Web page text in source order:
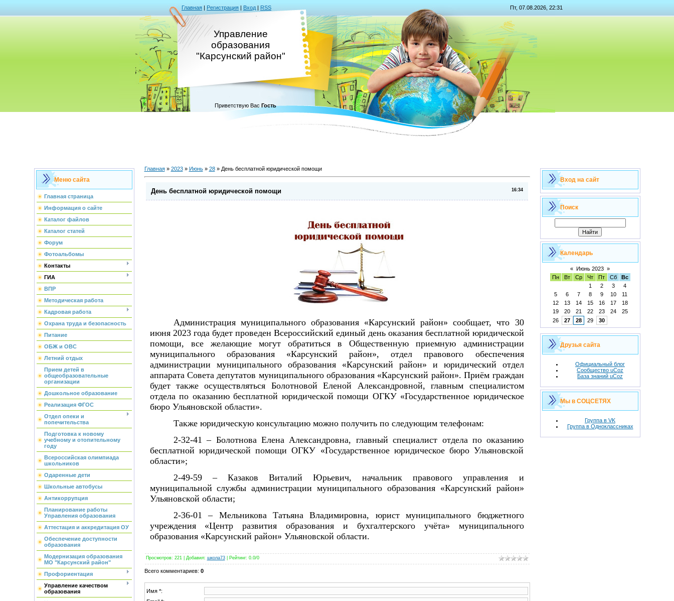
Главная | Регистрация | Вход | RSS Пт, 07.08.2026, 22:31
Управление
образования
"Карсунский район"
Приветствую Вас Гость
Меню сайта
Главная страница
Информация о сайте
Каталог файлов
Каталог статей
Форум
Фотоальбомы
Контакты
ГИА
ВПР
Методическая работа
Кадровая работа
Охрана труда и безопасность
Питание
ОБЖ и ОВС
Летний отдых
Прием детей в
общеобразовательные
организации
Дошкольное образование
Реализация ФГОС
Отдел опеки и
попечительства
Подготовка к новому
учебному и отопительному
году
Всероссийская олимпиада
школьников
Одаренные дети
Школьные автобусы
Антикоррупция
Планирование работы
Управления образования
Аттестация и аккредитация ОУ
Обеспечение доступности
образования
Модернизация образования
МО "Карсунский район"
Профориентация
Управление качеством
образования
Главная» 2023 » Июнь » 28» День бесплатной юридической помощи
16:34
День бесплатной юридической помощи
Администрация муниципального образования «Карсунский район» сообщает, что 30
июня 2023 года будет проведен Всероссийский единый день оказания бесплатной юридической
помощи, все желающие могут обратиться в Общественную приемную администрации
муниципального образования «Карсунский район», отдел правового обеспечения
администрации муниципального образования «Карсунский район» и юридический отдел
аппарата Совета депутатов муниципального образования «Карсунский район». Приём граждан
будет также осуществляться Болотновой Еленой Александровной, главным специалистом
отдела по оказанию бесплатной юридической помощи ОГКУ «Государственное юридическое
бюро Ульяновской области».
Также юридическую консультацию можно получить по следующим телефонам:
2-32-41 – Болотнова Елена Александровна, главный специалист отдела по оказанию
бесплатной юридической помощи ОГКУ «Государственное юридическое бюро Ульяновской
области»;
2-49-59 – Казаков Виталий Юрьевич, начальник правового управления и
муниципальной службы администрации муниципального образования «Карсунский район»
Ульяновской области;
2-36-01 – Мельникова Татьяна Владимировна, юрист муниципального бюджетного
учреждения «Центр развития образования и бухгалтерского учёта» муниципального
образования «Карсунский район» Ульяновской области.
Просмотров: 221 Добавил: школа73 Рейтинг: 0.0/0
Всего комментариев: 0
Имя *:
Вход на сайт
Поиск
Календарь
« Июнь 2023 »
Пн
Вт Ср Чт Пт Сб
Вс
1
2 3
4
5
6 7 8 9 10
11
12
13 14 15 16 17
18
19
20 21 22 23 24
25
26
27 28 29 30
Друзья сайта
Официальный блог
Сообщество uCoz
База знаний uCoz
Мы в СОЦСЕТЯХ
Группа в VK
Группа в Одноклассниках